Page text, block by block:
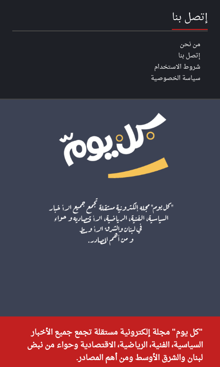
إتصل بنا
من نحن
إتصل بنا
شروط الاستخدام
سياسة الخصوصية
"كل يوم" مجلة إلكترونية مستقلة تجمع جميع الأخبار
السياسية، الفنية، الرياضية، الاقتصادية وحواء من نبض
لبنان والشرق الأوسط ومن أهم المصادر.